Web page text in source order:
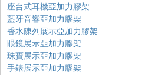
座台式耳機亞加力膠架
藍牙音響亞加力膠架
香水陳列展示亞加力膠架
眼鏡展示亞加力膠架
珠寶展示亞加力膠架
手錶展示亞加力膠架